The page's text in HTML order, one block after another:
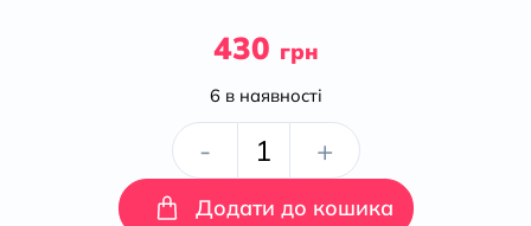
430 грн
6 в наявності
-
Герої,
культ
+
Додати до кошика